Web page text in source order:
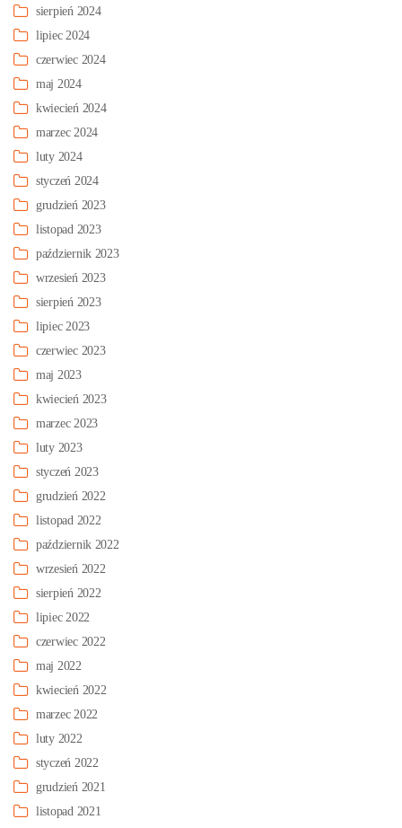
sierpień 2024
lipiec 2024
czerwiec 2024
maj 2024
kwiecień 2024
marzec 2024
luty 2024
styczeń 2024
grudzień 2023
listopad 2023
październik 2023
wrzesień 2023
sierpień 2023
lipiec 2023
czerwiec 2023
maj 2023
kwiecień 2023
marzec 2023
luty 2023
styczeń 2023
grudzień 2022
listopad 2022
październik 2022
wrzesień 2022
sierpień 2022
lipiec 2022
czerwiec 2022
maj 2022
kwiecień 2022
marzec 2022
luty 2022
styczeń 2022
grudzień 2021
listopad 2021